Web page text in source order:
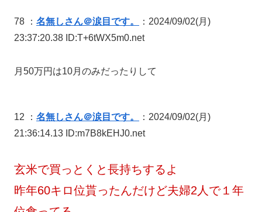
78 ： 名無しさん＠涙目です。
：2024/09/02(月)
23:37:20.38 ID:T+6tWX5m0.net
月50万円は10月のみだったりして
12 ： 名無しさん＠涙目です。
：2024/09/02(月)
21:36:14.13 ID:m7B8kEHJ0.net
玄米で買っとくと長持ちするよ
昨年60キロ位貰ったんだけど夫婦2人で１年